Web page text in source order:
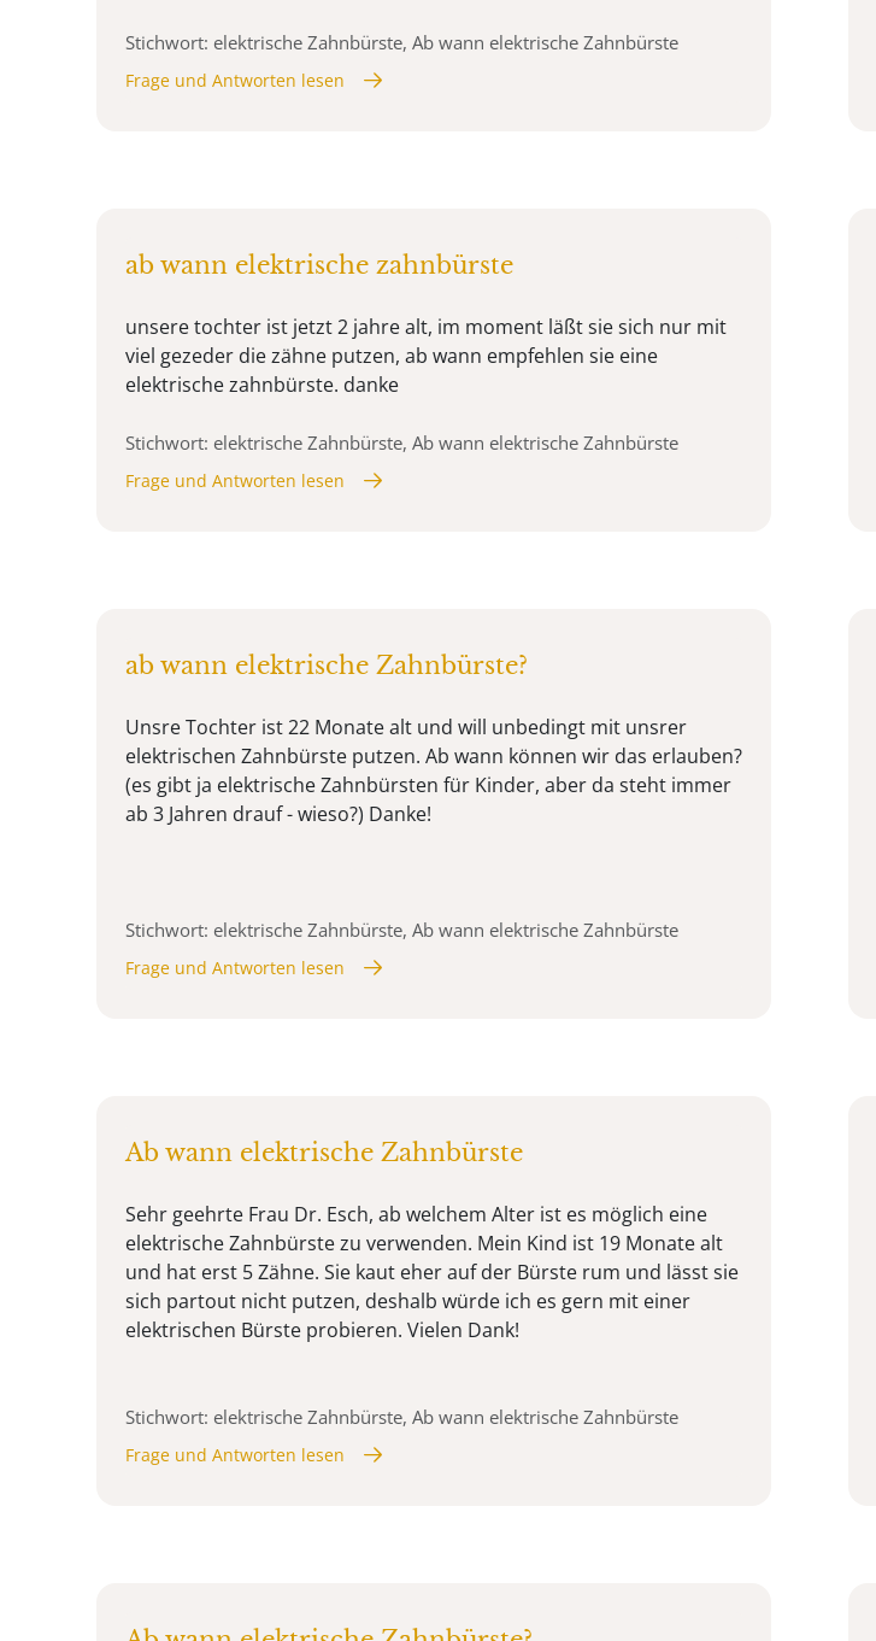
Stichwort: elektrische Zahnbürste, Ab wann elektrische Zahnbürste
Frage und Antworten lesen
ab wann elektrische zahnbürste
unsere tochter ist jetzt 2 jahre alt, im moment läßt sie sich nur mit
viel gezeder die zähne putzen, ab wann empfehlen sie eine
elektrische zahnbürste. danke
Stichwort: elektrische Zahnbürste, Ab wann elektrische Zahnbürste
Frage und Antworten lesen
ab wann elektrische Zahnbürste?
Unsre Tochter ist 22 Monate alt und will unbedingt mit unsrer
elektrischen Zahnbürste putzen. Ab wann können wir das erlauben?
(es gibt ja elektrische Zahnbürsten für Kinder, aber da steht immer
ab 3 Jahren drauf - wieso?) Danke!
Stichwort: elektrische Zahnbürste, Ab wann elektrische Zahnbürste
Frage und Antworten lesen
Ab wann elektrische Zahnbürste
Sehr geehrte Frau Dr. Esch, ab welchem Alter ist es möglich eine
elektrische Zahnbürste zu verwenden. Mein Kind ist 19 Monate alt
und hat erst 5 Zähne. Sie kaut eher auf der Bürste rum und lässt sie
sich partout nicht putzen, deshalb würde ich es gern mit einer
elektrischen Bürste probieren. Vielen Dank!
Stichwort: elektrische Zahnbürste, Ab wann elektrische Zahnbürste
Frage und Antworten lesen